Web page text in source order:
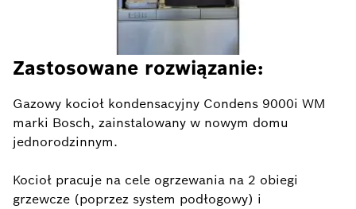
Zastosowane rozwiązanie:
Gazowy kocioł kondensacyjny Condens 9000i WM
marki Bosch, zainstalowany w nowym domu
jednorodzinnym.
Kocioł pracuje na cele ogrzewania na 2 obiegi
grzewcze (poprzez system podłogowy) i